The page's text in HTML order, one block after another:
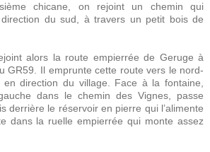
chicane, on rejoint un chemin qui
du sud, à travers un petit bois de
alors la route empierrée de Geruge à
GR59. Il emprunte cette route vers le nord-
direction du village. Face à la fontaine,
dans le chemin des Vignes, passe
derrière le réservoir en pierre qui l’alimente
dans la ruelle empierrée qui monte assez